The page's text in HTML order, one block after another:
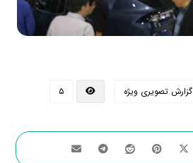
گزارش تصویری ویژه ۵